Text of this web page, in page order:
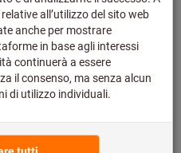
Condividi articolo